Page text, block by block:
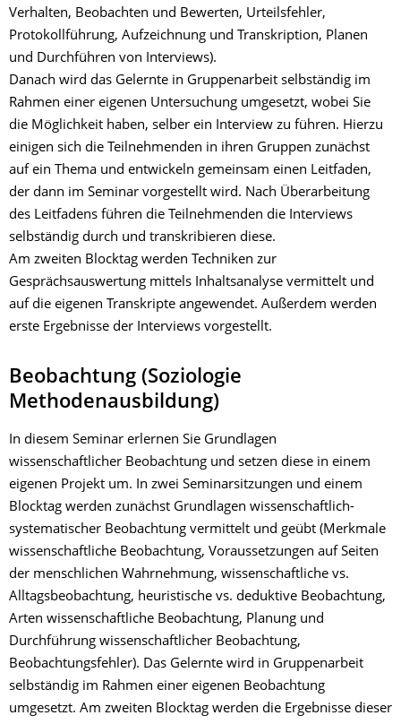
Verhalten, Beobachten und Bewerten, Urteilsfehler,
Protokollführung, Aufzeichnung und Transkription, Planen
und Durchführen von Interviews).
Danach wird das Gelernte in Gruppenarbeit selbständig im
Rahmen einer eigenen Untersuchung umgesetzt, wobei Sie
die Möglichkeit haben, selber ein Interview zu führen. Hierzu
einigen sich die Teilnehmenden in ihren Gruppen zunächst
auf ein Thema und entwickeln gemeinsam einen Leitfaden,
der dann im Seminar vorgestellt wird. Nach Überarbeitung
des Leitfadens führen die Teilnehmenden die Interviews
selbständig durch und transkribieren diese.
Am zweiten Blocktag werden Techniken zur
Gesprächsauswertung mittels Inhaltsanalyse vermittelt und
auf die eigenen Transkripte angewendet. Außerdem werden
erste Ergebnisse der Interviews vorgestellt.
Beobachtung (Soziologie
Methodenausbildung)
In diesem Seminar erlernen Sie Grundlagen
wissenschaftlicher Beobachtung und setzen diese in einem
eigenen Projekt um. In zwei Seminarsitzungen und einem
Blocktag werden zunächst Grundlagen wissenschaftlich-
systematischer Beobachtung vermittelt und geübt (Merkmale
wissenschaftliche Beobachtung, Voraussetzungen auf Seiten
der menschlichen Wahrnehmung, wissenschaftliche vs.
Alltagsbeobachtung, heuristische vs. deduktive Beobachtung,
Arten wissenschaftliche Beobachtung, Planung und
Durchführung wissenschaftlicher Beobachtung,
Beobachtungsfehler). Das Gelernte wird in Gruppenarbeit
selbständig im Rahmen einer eigenen Beobachtung
umgesetzt. Am zweiten Blocktag werden die Ergebnisse dieser